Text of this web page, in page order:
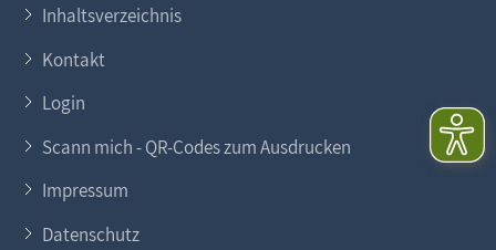
Inhaltsverzeichnis
Kontakt
Login
Scann mich - QR-Codes zum Ausdrucken
Impressum
Datenschutz